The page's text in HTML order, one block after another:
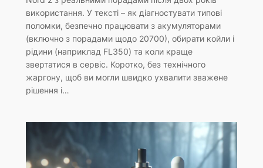
використання. У тексті – як діагностувати типові
поломки, безпечно працювати з акумуляторами
(включно з порадами щодо 20700), обирати койли і
рідини (наприклад FL350) та коли краще
звертатися в сервіс. Коротко, без технічного
жаргону, щоб ви могли швидко ухвалити зважене
рішення і…